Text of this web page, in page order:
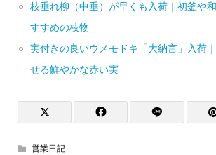
枝垂れ柳（中垂）が早くも入荷｜初釜や
すすめの枝物
実付きの良いウメモドキ「大納言」入荷
せる鮮やかな赤い実
営業日記